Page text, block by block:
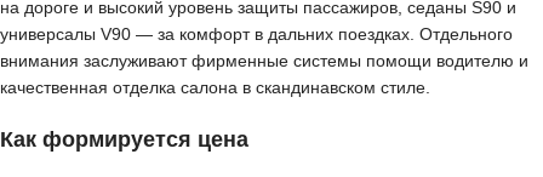
на дороге и высокий уровень защиты пассажиров, седаны S90 и
универсалы V90 — за комфорт в дальних поездках. Отдельного
внимания заслуживают фирменные системы помощи водителю и
качественная отделка салона в скандинавском стиле.
Как формируется цена